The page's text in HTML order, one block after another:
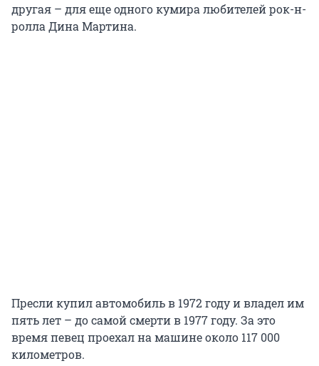
другая – для еще одного кумира любителей рок-н-
ролла Дина Мартина.
Пресли купил автомобиль в 1972 году и владел им
пять лет – до самой смерти в 1977 году. За это
время певец проехал на машине около 117 000
километров.